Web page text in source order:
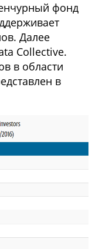
фонд
Далее
Collective.
в области
в